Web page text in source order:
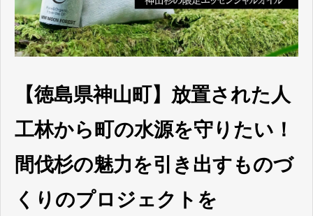
【徳島県神山町】放置された人
工林から町の水源を守りたい！
間伐杉の魅力を引き出すものづ
くりのプロジェクトを